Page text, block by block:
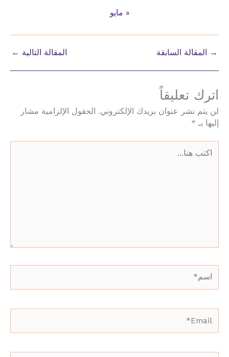
« مايو
→ المقالة السابقة المقالة التالية ←
اترك تعليقاً
لن يتم نشر عنوان بريدك الإلكتروني.
الحقول الإلزامية مشار
إليها بـ *
هنا...